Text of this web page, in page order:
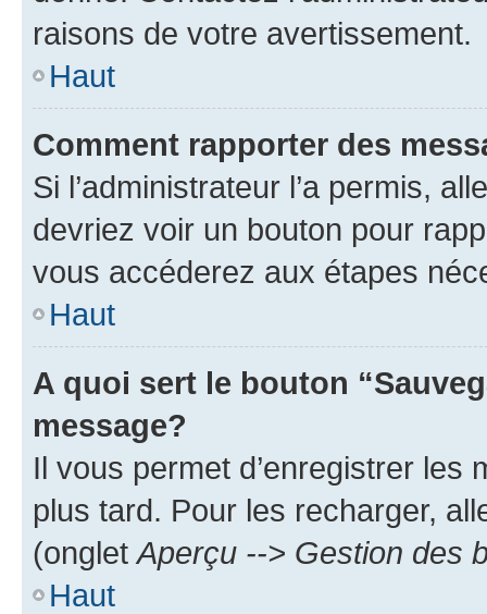
raisons de votre avertissement.
Haut
Comment rapporter des
Si l’administrateur l’a permis,
devriez voir un bouton pour
vous accéderez aux étapes
Haut
A quoi sert le bouton
message?
Il vous permet d’enregistrer
plus tard. Pour les recharger,
(ongletAperçu --> Gestion des
Haut